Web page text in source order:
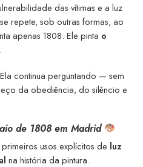
das vítimas e a luz
repete, sob outras formas, ao
apenas 1808. Ele pinta o
.
continua perguntando — sem
da obediência, do silêncio e
de 1808 em Madrid
usos explícitos de luz
na história da pintura.